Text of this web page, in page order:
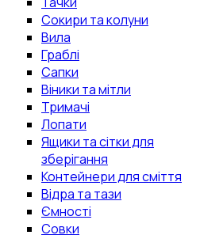
Сокири та колуни
Вила
Граблі
Сапки
Віники та мітли
Тримачі
Лопати
Ящики та сітки для
зберігання
Контейнери для сміття
Відра та тази
Ємності
Совки